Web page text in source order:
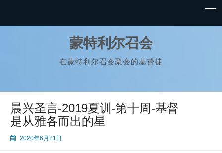
蒙特利尔召会
在蒙特利尔召会聚会的基督徒
晨兴圣言-2019夏训-第十周-基督
是从雅各而出的星
2020年6月21日